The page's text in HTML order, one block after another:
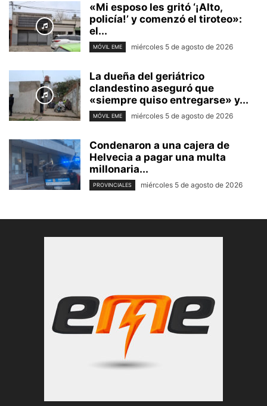
«Mi esposo les gritó ‘¡Alto,
policía!’ y comenzó el tiroteo»:
el...
MÓVIL EME miércoles 5 de agosto de 2026
La dueña del geriátrico
clandestino aseguró que
«siempre quiso entregarse» y...
MÓVIL EME miércoles 5 de agosto de 2026
Condenaron a una cajera de
Helvecia a pagar una multa
millonaria...
PROVINCIALES miércoles 5 de agosto de 2026